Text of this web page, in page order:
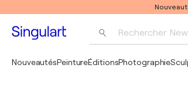
Rechercher
NouveautésPeintureÉditionsPhotographie